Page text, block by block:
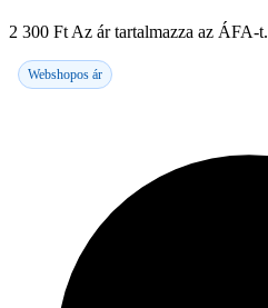
2 300 Ft Az ár tartalmazza az ÁFA-t.
Webshopos ár